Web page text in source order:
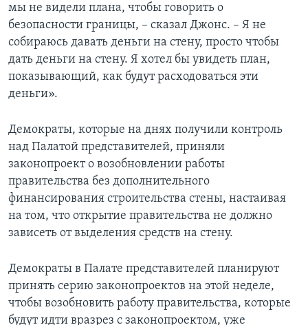
мы не видели плана, чтобы говорить о
безопасности границы, – сказал Джонс. – Я не
собираюсь давать деньги на стену, просто чтобы
дать деньги на стену. Я хотел бы увидеть план,
показывающий, как будут расходоваться эти
деньги».
Демократы, которые на днях получили контроль
над Палатой представителей, приняли
законопроект о возобновлении работы
правительства без дополнительного
финансирования строительства стены, настаивая
на том, что открытие правительства не должно
зависеть от выделения средств на стену.
Демократы в Палате представителей планируют
принять серию законопроектов на этой неделе,
чтобы возобновить работу правительства, которые
будут идти вразрез с законопроектом, уже